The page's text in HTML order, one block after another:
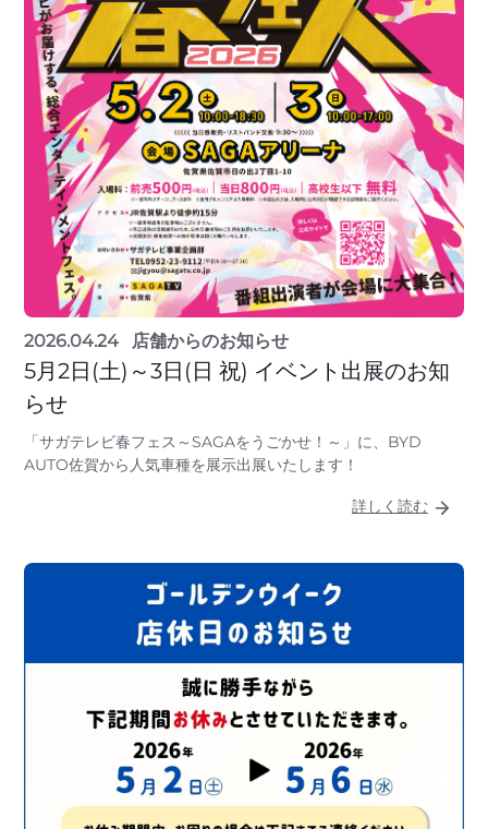
2026.04.24 店舗からのお知らせ
5月2日(土)～3日(日 祝) イベント出展のお知
らせ
「サガテレビ春フェス～SAGAをうごかせ！～」に、BYD
AUTO佐賀から人気車種を展示出展いたします！
詳しく読む